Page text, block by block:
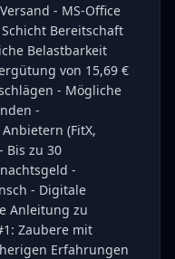
- MS-Office
Bereitschaft
Belastbarkeit
von 15,69 €
- Mögliche
-
(FitX,
Bis zu 30
-
- Digitale
Anleitung zu
Zaubere mit
Erfahrungen